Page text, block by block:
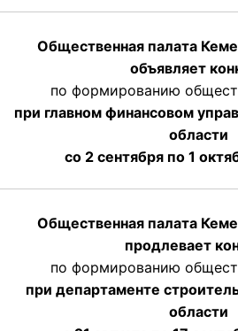
Общественная палата
объявляет
по формированию
при главном финансовом
области
со 2 сентября по 1
Общественная палата
продлевает
по формированию
при департаменте
области